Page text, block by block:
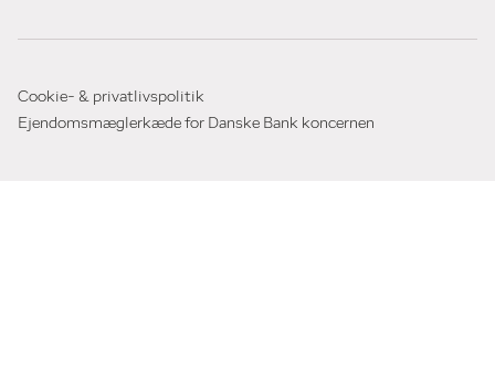
Cookie- & privatlivspolitik
Ejendomsmæglerkæde for Danske Bank koncernen